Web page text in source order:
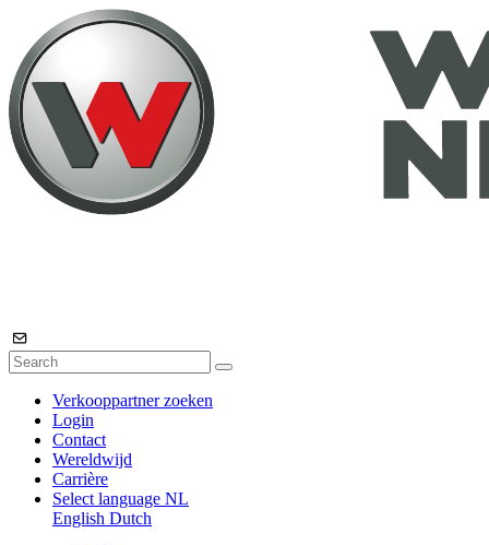
Verkooppartner zoeken
Login
Contact
Wereldwijd
Carrière
Select language NL
English Dutch